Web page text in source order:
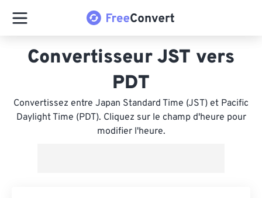
Convertisseur JST vers
PDT
Convertissez entre Japan Standard Time (JST) et Pacific
Daylight Time (PDT). Cliquez sur le champ d'heure pour
modifier l'heure.